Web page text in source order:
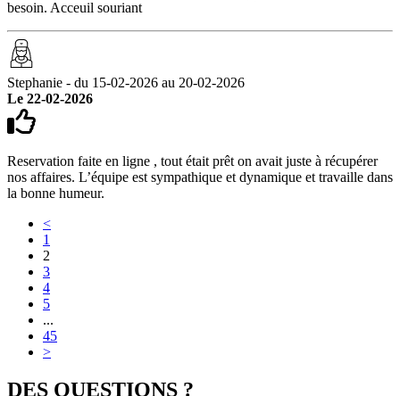
besoin. Acceuil souriant
Stephanie - du 15-02-2026 au 20-02-2026
Le 22-02-2026
Reservation faite en ligne , tout était prêt on avait juste à récupérer
nos affaires. L’équipe est sympathique et dynamique et travaille dans
la bonne humeur.
<
1
2
3
4
5
...
45
>
DES QUESTIONS ?